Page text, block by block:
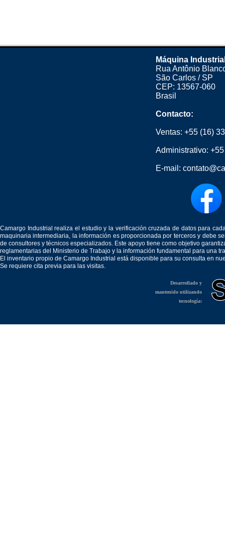
Máquina
Rua Antônio
São Carlos / SP
CEP: 13567-060
Brasil
Contacto:
Ventas: +55 (16)
Administrativo:
E-mail:
Camargo Industrial realiza el estudio y la verificación cruzada de datos para
maquinaria intermediaria, la información es proporcionada por terceros y debe
de consultores y técnicos especializados. Este apoyo tiene como objetivo
reglamentarias del Ministerio de Trabajo y la información fundamental para una
El inventario propio de Camargo Industrial está disponible para su consulta en
Se requiere cita previa para las visitas.
Desarrollado y
mantenido utilizando
tecnología: